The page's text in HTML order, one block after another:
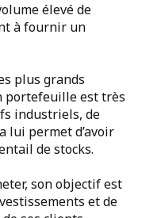
élevé de
à fournir un
plus grands
portefeuille est très
industriels, de
lui permet d’avoir
de stocks.
son objectif est
et de